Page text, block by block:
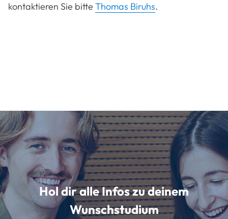
kontaktieren Sie bitte Thomas Biruhs.
Hol dir alle Infos zu deinem
Wunschstudium